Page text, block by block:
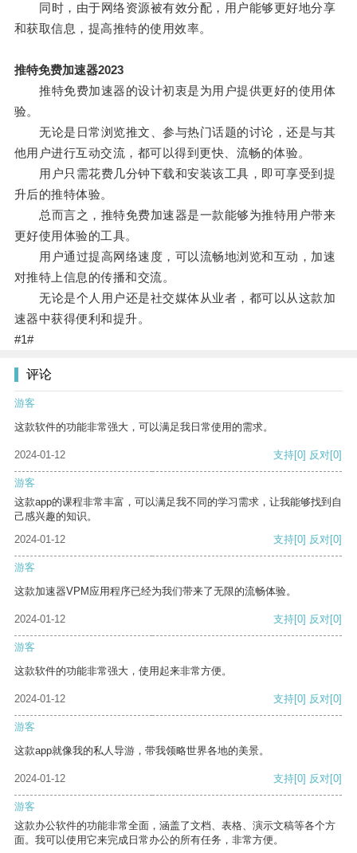
同时，由于网络资源被有效分配，用户能够更好地分享
和获取信息，提高推特的使用效率。
推特免费加速器2023
推特免费加速器的设计初衷是为用户提供更好的使用体
验。
无论是日常浏览推文、参与热门话题的讨论，还是与其
他用户进行互动交流，都可以得到更快、流畅的体验。
用户只需花费几分钟下载和安装该工具，即可享受到提
升后的推特体验。
总而言之，推特免费加速器是一款能够为推特用户带来
更好使用体验的工具。
用户通过提高网络速度，可以流畅地浏览和互动，加速
对推特上信息的传播和交流。
无论是个人用户还是社交媒体从业者，都可以从这款加
速器中获得便利和提升。
#1#
评论
游客
这款软件的功能非常强大，可以满足我日常使用的需求。
2024-01-12 支持[0] 反对[0]
游客
这款app的课程非常丰富，可以满足我不同的学习需求，让我能够找到自
己感兴趣的知识。
2024-01-12
支持[0] 反对[0]
游客
这款加速器VPM应用程序已经为我们带来了无限的流畅体验。
2024-01-12 支持[0] 反对[0]
游客
这款软件的功能非常强大，使用起来非常方便。
2024-01-12 支持[0] 反对[0]
游客
这款app就像我的私人导游，带我领略世界各地的美景。
2024-01-12 支持[0] 反对[0]
游客
这款办公软件的功能非常全面，涵盖了文档、表格、演示文稿等各个方
面。我可以使用它来完成日常办公的所有任务，非常方便。